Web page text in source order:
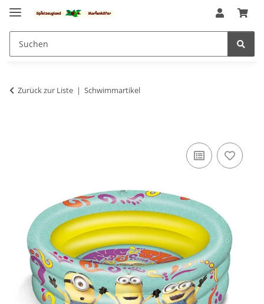
Zurück zur Liste Schwimmartikel